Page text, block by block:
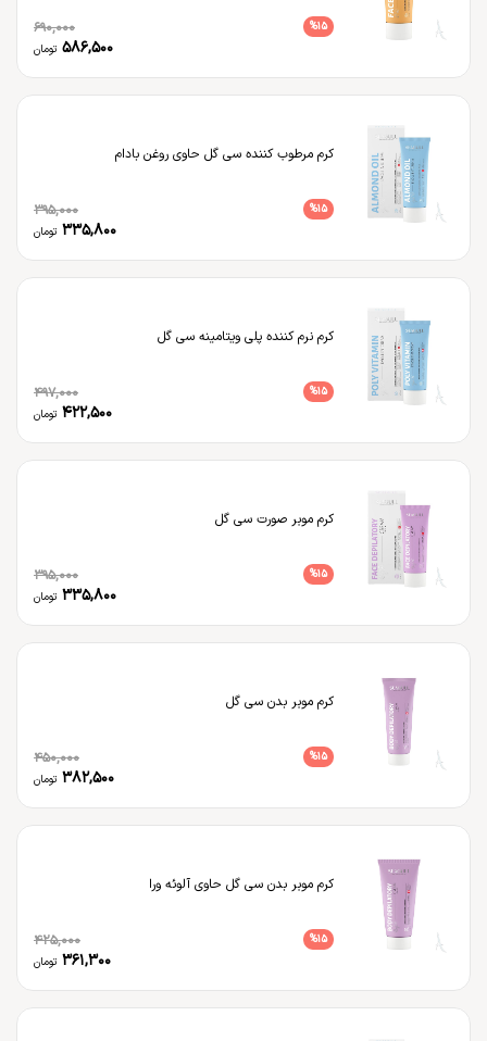
690,000 %15
586,500 تومان
کرم مرطوب کننده سی گل حاوی روغن بادام
395,000 %15
335,800 تومان
کرم نرم کننده پلی ویتامینه سی گل
497,000 %15
422,500 تومان
کرم موبر صورت سی گل
395,000 %15
335,800 تومان
کرم موبر بدن سی گل
450,000 %15
382,500 تومان
کرم موبر بدن سی گل حاوی آلوئه ورا
425,000 %15
361,300 تومان